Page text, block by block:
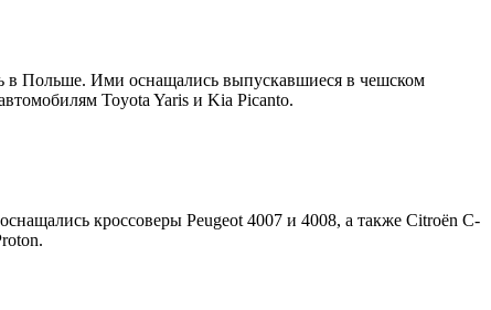
в Польше. Ими оснащались выпускавшиеся в чешском
Toyota Yaris и Kia Picanto.
кроссоверы Peugeot 4007 и 4008, а также Citroёn C-